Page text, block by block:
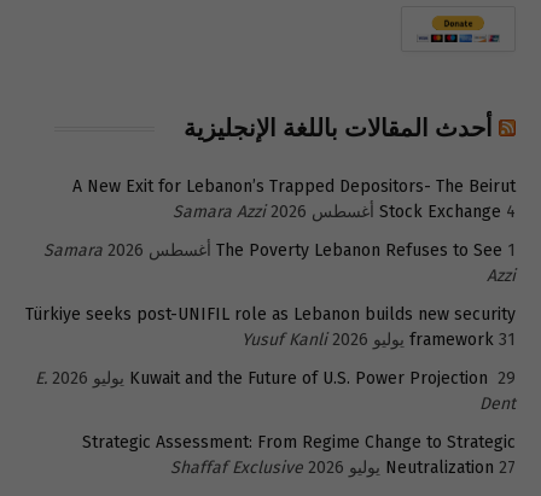
أحدث المقالات باللغة الإنجليزية
A New Exit for Lebanon’s Trapped Depositors- The Beirut
Stock Exchange 4 أغسطس 2026
Samara Azzi
The Poverty Lebanon Refuses to See 1 أغسطس 2026
Samara
Azzi
Türkiye seeks post-UNIFIL role as Lebanon builds new security
framework 31 يوليو 2026
Yusuf Kanli
Kuwait and the Future of U.S. Power Projection 29 يوليو 2026
E.
Dent
Strategic Assessment: From Regime Change to Strategic
Neutralization 27 يوليو 2026 Shaffaf Exclusive